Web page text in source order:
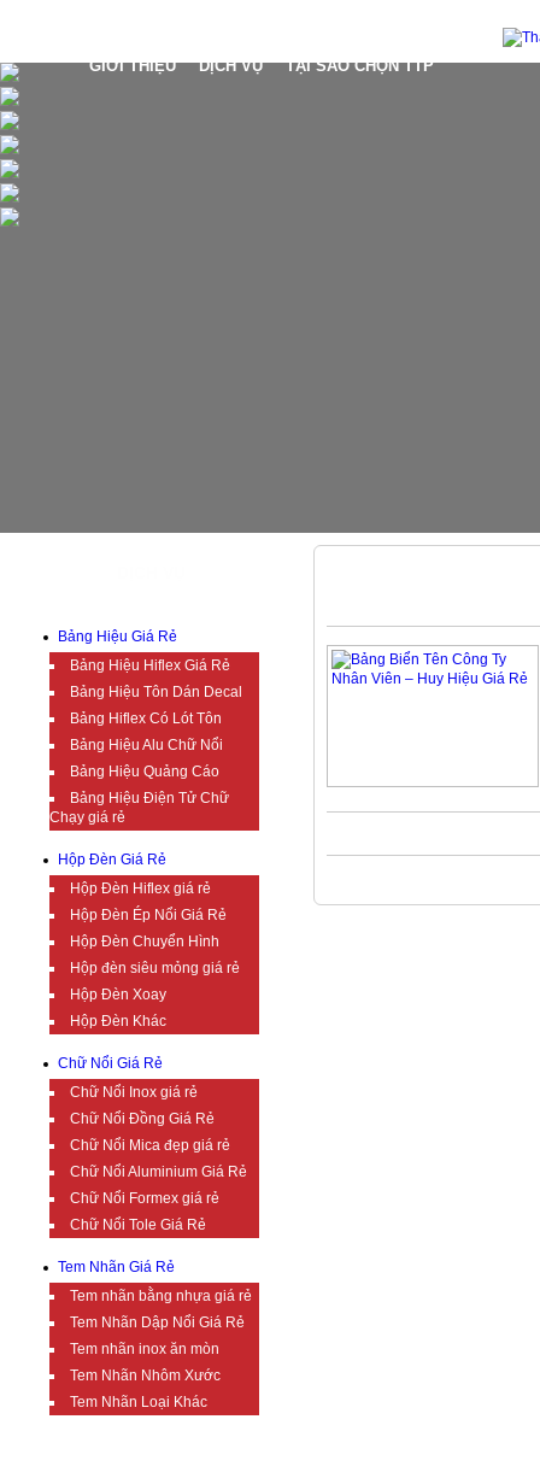
GIỚI THIỆU DỊCH VỤ TẠI SAO CHỌN TTP
Bảng Hiệu Giá Rẻ
Bảng Hiệu Hiflex Giá Rẻ
Bảng Hiệu Tôn Dán Decal
Bảng Hiflex Có Lót Tôn
Bảng Hiệu Alu Chữ Nổi
Bảng Hiệu Quảng Cáo
Bảng Hiệu Điện Tử Chữ
Chạy giá rẻ
Hộp Đèn Giá Rẻ
Hộp Đèn Hiflex giá rẻ
Hộp Đèn Ép Nổi Giá Rẻ
Hộp Đèn Chuyển Hình
Hộp đèn siêu mỏng giá rẻ
Hộp Đèn Xoay
Hộp Đèn Khác
Chữ Nổi Giá Rẻ
Chữ Nổi Inox giá rẻ
Chữ Nổi Đồng Giá Rẻ
Chữ Nổi Mica đẹp giá rẻ
Chữ Nổi Aluminium Giá Rẻ
Chữ Nổi Formex giá rẻ
Chữ Nổi Tole Giá Rẻ
Tem Nhãn Giá Rẻ
Tem nhãn bằng nhựa giá rẻ
Tem Nhãn Dập Nổi Giá Rẻ
Tem nhãn inox ăn mòn
Tem Nhãn Nhôm Xước
Tem Nhãn Loại Khác